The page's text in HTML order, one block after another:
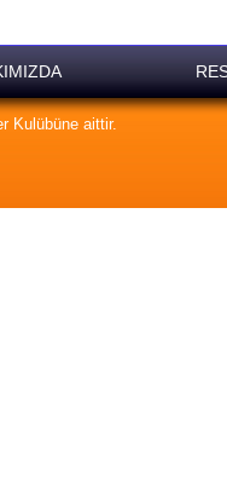
Kulübüne aittir.